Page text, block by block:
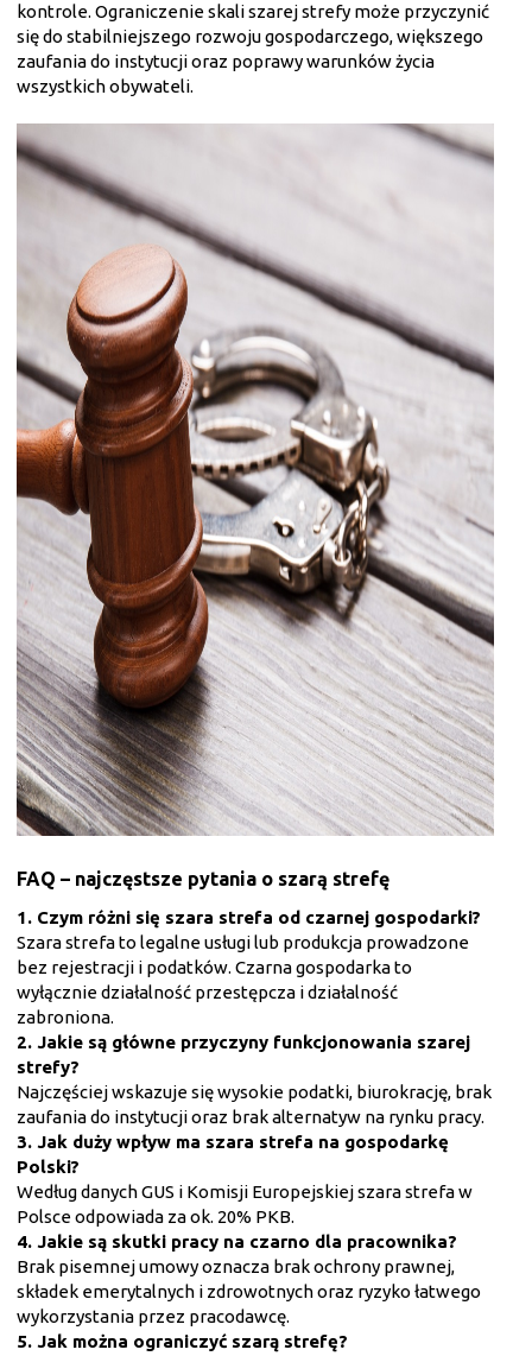
kontrole. Ograniczenie skali szarej strefy może przyczynić
się do stabilniejszego rozwoju gospodarczego, większego
zaufania do instytucji oraz poprawy warunków życia
wszystkich obywateli.
FAQ – najczęstsze pytania o szarą strefę
1. Czym różni się szara strefa od czarnej gospodarki?
Szara strefa to legalne usługi lub produkcja prowadzone
bez rejestracji i podatków. Czarna gospodarka to
wyłącznie działalność przestępcza i działalność
zabroniona.
2. Jakie są główne przyczyny funkcjonowania szarej
strefy?
Najczęściej wskazuje się wysokie podatki, biurokrację, brak
zaufania do instytucji oraz brak alternatyw na rynku pracy.
3. Jak duży wpływ ma szara strefa na gospodarkę
Polski?
Według danych GUS i Komisji Europejskiej szara strefa w
Polsce odpowiada za ok. 20% PKB.
4. Jakie są skutki pracy na czarno dla pracownika?
Brak pisemnej umowy oznacza brak ochrony prawnej,
składek emerytalnych i zdrowotnych oraz ryzyko łatwego
wykorzystania przez pracodawcę.
5. Jak można ograniczyć szarą strefę?